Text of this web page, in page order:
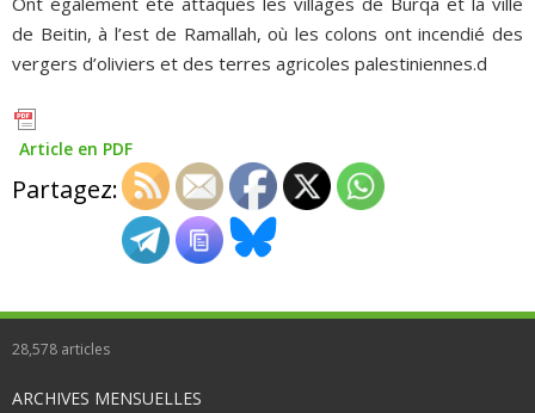
de Beitin, à l’est de Ramallah, où les colons ont incendié des
vergers d’oliviers et des terres agricoles palestiniennes.d
Article en PDF
Partagez:
28,578 articles
ARCHIVES MENSUELLES